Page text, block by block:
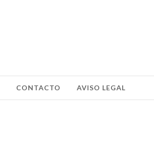
CONTACTO AVISO LEGAL